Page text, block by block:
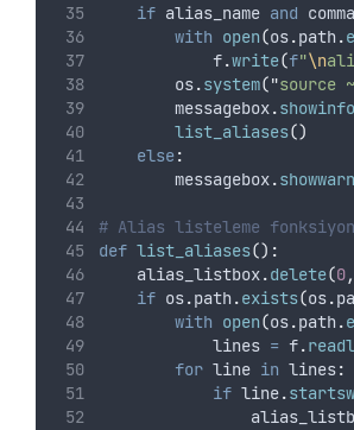
if alias_name and
with open(os.path.
            f
.write(f"\n
        os
.system("source
        messagebox
.showinfo
list_aliases()
else:
        messagebox
.
# Alias listeleme
def list_aliases():
    alias_listbox
.delete(0,
if os.path.exists(os.
with open(os.path.
            lines
= f.
for line in lines:
if line.